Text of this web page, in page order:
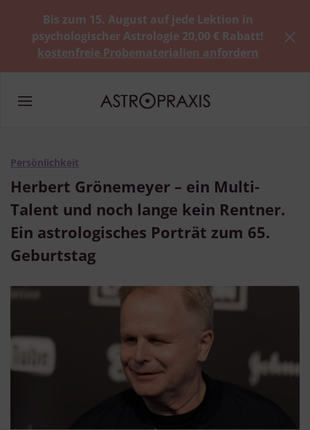
Bis zum 15. August auf jede Lektion in
psychologischer Astrologie 20,00 € Rabatt!
kostenfreie Probematerialien anfordern
Persönlichkeit
Herbert Grönemeyer – ein Multi-
Talent und noch lange kein Rentner.
Ein astrologisches Porträt zum 65.
Geburtstag